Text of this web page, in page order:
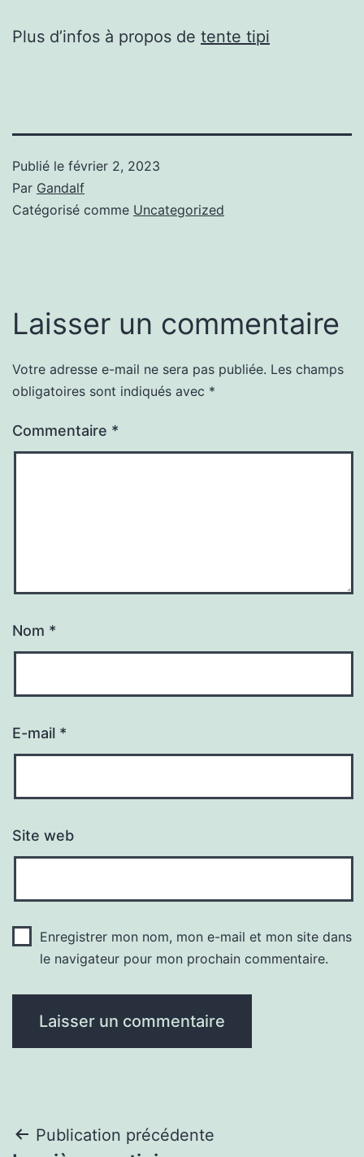
Plus d’infos à propos de tente tipi
Publié le février 2, 2023
Par Gandalf
Catégorisé comme Uncategorized
Laisser un commentaire
Votre adresse e-mail ne sera pas publiée. Les champs
obligatoires sont indiqués avec *
Commentaire *
Nom *
E-mail *
Site web
Enregistrer mon nom, mon e-mail et mon site dans
le navigateur pour mon prochain commentaire.
Navigation
Publication précédente